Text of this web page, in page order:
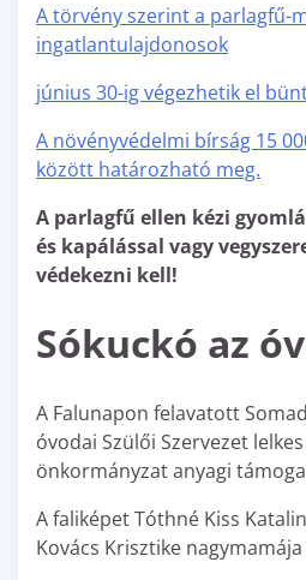
A törvény szerint a parlagfű-
ingatlantulajdonosok
június 30-ig végezhetik el
A növényvédelmi bírság 15
között határozható meg.
A parlagfű ellen kézi
és kapálással vagy
védekezni kell!
Sókuckó az
A Falunapon felavatott
óvodai Szülői Szervezet
önkormányzat anyagi
A faliképet Tóthné Kiss
Kovács Krisztike